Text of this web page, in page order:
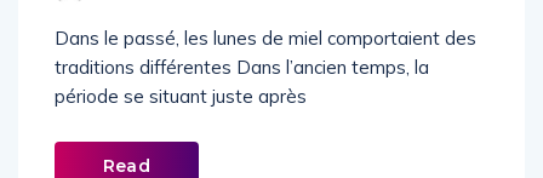
Dans le passé, les lunes de miel comportaient des
traditions différentes Dans l’ancien temps, la
période se situant juste après
Read